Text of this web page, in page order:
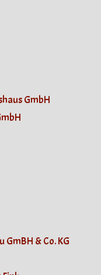
GmbH
GmBH & Co. KG